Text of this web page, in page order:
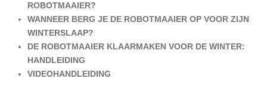
ROBOTMAAIER?
WANNEER BERG JE DE ROBOTMAAIER OP VOOR ZIJN
WINTERSLAAP?
DE ROBOTMAAIER KLAARMAKEN VOOR DE WINTER:
HANDLEIDING
VIDEOHANDLEIDING